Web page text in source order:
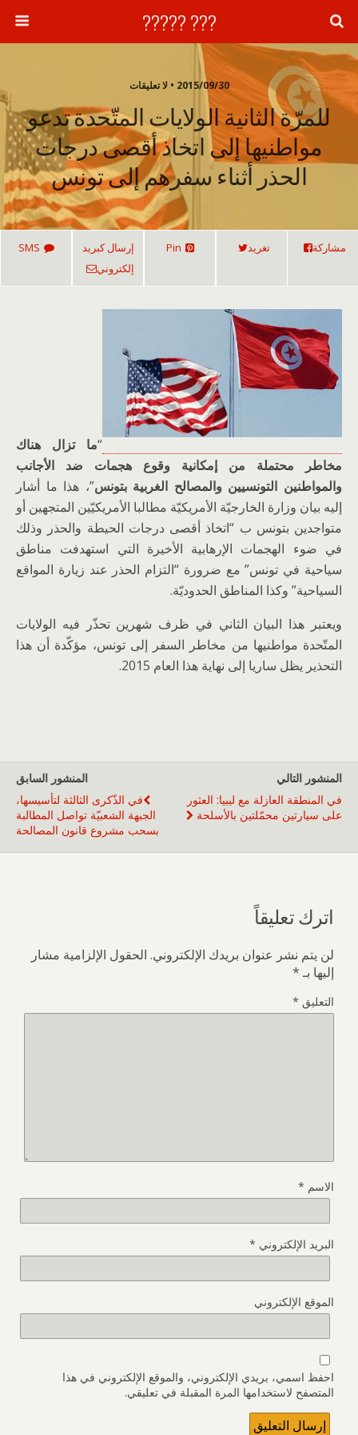
??? ?????
2015/09/30 • لا تعليقات
للمرّة الثانية الولايات المتّحدة تدعو
مواطنيها إلى اتخاذ أقصى درجات
الحذر أثناء سفرهم إلى تونس
مشاركة تغريد Pin
إرسال كبريد
إلكتروني
SMS
“ما تزال هناك
مخاطر محتملة من إمكانية وقوع هجمات ضد الأجانب
والمواطنين التونسيين والمصالح الغربية بتونس”، هذا ما أشار
إليه بيان وزارة الخارجيّة الأمريكيّة مطالبا الأمريكيّين المتجهين أو
متواجدين بتونس ب “اتخاذ أقصى درجات الحيطة والحذر وذلك
في ضوء الهجمات الإرهابية الأخيرة التي استهدفت مناطق
سياحية في تونس” مع ضرورة “التزام الحذر عند زيارة المواقع
السياحية” وكذا المناطق الحدوديّة.
ويعتبر هذا البيان الثاني في ظرف شهرين تحذّر فيه الولايات
المتّحدة مواطنيها من مخاطر السفر إلى تونس، مؤكّدة أن هذا
التحذير يظل ساريا إلى نهاية هذا العام 2015.
المنشور السابق
في الذّكرى الثالثة لتأسيسها،
الجبهة الشعبيّة تواصل المطالبة
بسحب مشروع قانون المصالحة
المنشور التالي
في المنطقة العازلة مع ليبيا: العثور
على سيارتين محمّلتين بالأسلحة
اترك تعليقاً
لن يتم نشر عنوان بريدك الإلكتروني. الحقول الإلزامية مشار
إليها بـ*
التعليق *
الاسم *
البريد الإلكتروني *
الموقع الإلكتروني
احفظ اسمي، بريدي الإلكتروني، والموقع الإلكتروني في هذا
المتصفح لاستخدامها المرة المقبلة في تعليقي.